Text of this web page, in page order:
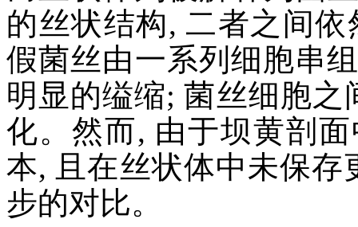
的丝状结构, 二者之间
假菌丝由一系列细胞串
明显的缢缩; 菌丝细胞
化。然而, 由于坝黄剖
本, 且在丝状体中未保
步的对比。